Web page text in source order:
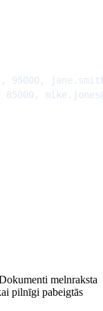
Copy
melnraksta
pilnīgi pabeigtās